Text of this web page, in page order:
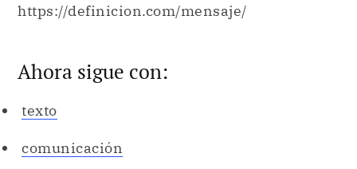
https://definicion.com/mensaje/
Ahora sigue con:
texto
comunicación